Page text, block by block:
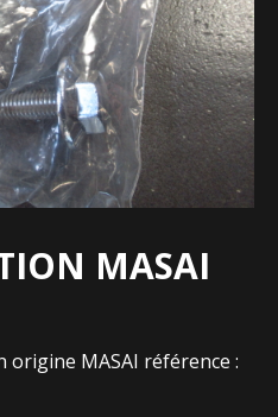
MASAI
origine MASAI référence :